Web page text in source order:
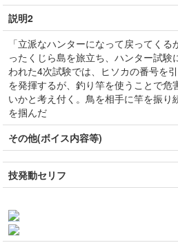
説明2
「立派なハンターになって戻ってく
ったくじら島を旅立ち、ハンター試
われた4次試験では、ヒソカの番号を
を発揮するが、釣り竿を使うことで危
いかと考え付く。鳥を相手に竿を振り
を掴んだ
その他(ボイス内容等)
技発動セリフ